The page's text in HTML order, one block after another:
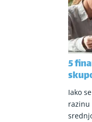
5
Iako
razinu